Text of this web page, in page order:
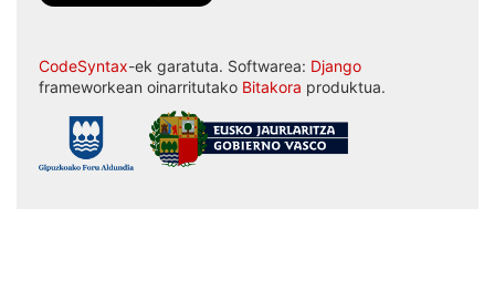
CodeSyntax-ek garatuta. Softwarea: Django
frameworkean oinarritutako Bitakora produktua.